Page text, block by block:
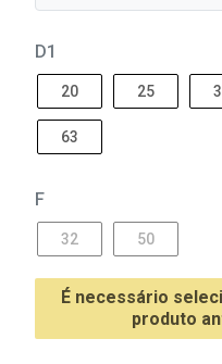
D1
20 25
63
F
32 50
É necessário
produto